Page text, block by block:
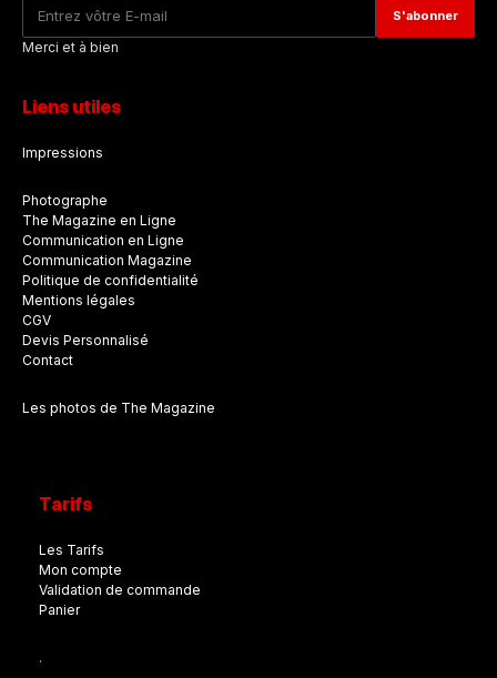
Merci et à bien
Liens utiles
Impressions
Photographe
The Magazine en Ligne
Communication en Ligne
Communication Magazine
Politique de confidentialité
Mentions légales
CGV
Devis Personnalisé
Contact
Les photos de The Magazine
Tarifs
Les Tarifs
Mon compte
Validation de commande
Panier
.